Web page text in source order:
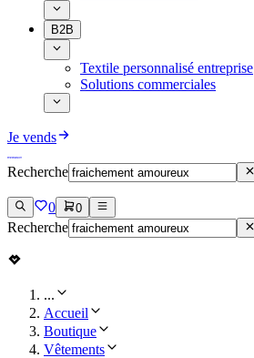
B2B
Textile personnalisé entreprise
Solutions commerciales
Je vends
Recherche
0 0
Recherche
...
Accueil
Boutique
Vêtements